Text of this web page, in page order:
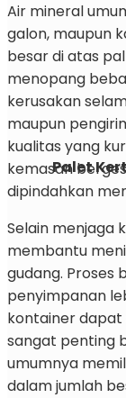
Palet
Air mineral
galon, maupun
besar di atas
menopang
kerusakan
maupun
kualitas yang
kemasan
dipindahkan
Selain menjaga
membantu
gudang. Proses
penyimpanan
kontainer dapat
sangat penting
umumnya
dalam jumlah